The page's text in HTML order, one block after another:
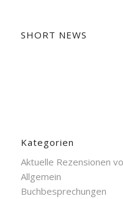
SHORT NEWS
Kategorien
Aktuelle Rezensionen
Allgemein
Buchbesprechungen